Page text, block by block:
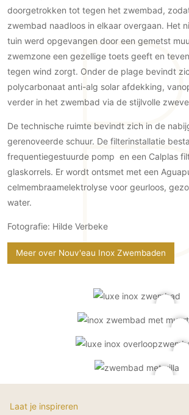
Keukens
Keukenapparatuur
Keukenbladen
Keukenaccessoires
Keukenkranen
Ramen en deuren
Binnendeuren
Aluminium deuren
Houten deuren
Stalen deuren
Systeemwanden
Raambeslag
Beton Ciré vloeren
Natuursteen en keramiek vloeren
Vloerkleden
Gevel
Gevelbekleding
Houten gevelbekleding
Stucwerk
buitenvloeren
Vlonders
Zonwering
Zonwering buiten
Tuin
Villa
Zwembad
Zakelijk
Horeca
doorgetrokken tot tegen het zwembad,
zwembad naadloos in elkaar overgaan. Het
tuin werd opgevangen door een gemetst
zwemzone een gezellige toets geeft en
tegen wind zorgt. Onder de plage bevindt
polycarbonaat anti-alg solar afdekking,
verder in het zwembad via de stijlvolle
De technische ruimte bevindt zich in de
gerenoveerde schuur. De filterinstallatie
frequentiegestuurde pomp en een Calplas
glaskorrels. Er wordt ontsmet met een
celmembraamelektrolyse voor geurloos,
water.
Fotografie: Hilde Verbeke
Meer over Nouv'eau Inox Zwembaden
Laat je inspireren